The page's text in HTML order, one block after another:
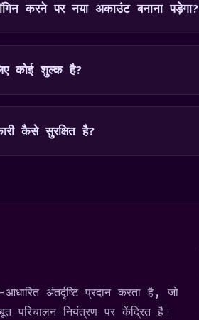
करने पर नया अकाउंट बनाना पड़ेगा?
कोई शुल्क है?
कैसे सुरक्षित है?
अंतर्दृष्टि प्रदान करता है, जो
परिचालन नियंत्रण पर केंद्रित है।